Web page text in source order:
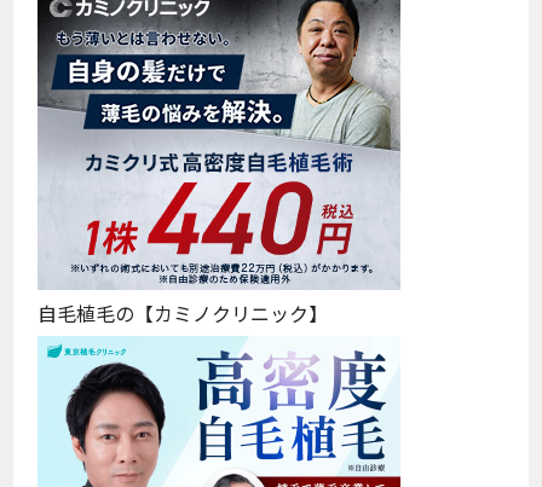
自毛植毛の【カミノクリニック】